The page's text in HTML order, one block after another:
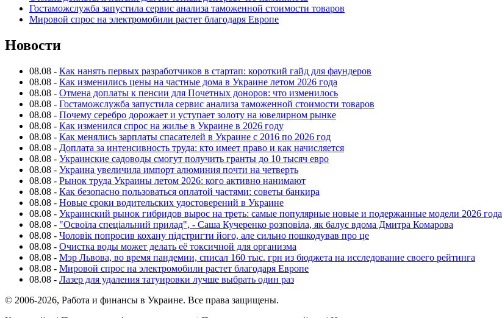
Гостаможслужба запустила сервис анализа таможенной стоимости товаров
Мировой спрос на электромобили растет благодаря Европе
Новости
08.08 - Как нанять первых разработчиков в стартап: короткий гайд для фаундеров
08.08 - Как изменились цены на частные дома в Украине летом 2026 года
08.08 - Отмена доплаты к пенсии для Почетных доноров: что изменилось
08.08 - Гостаможслужба запустила сервис анализа таможенной стоимости товаров
08.08 - Почему серебро дорожает и уступает золоту на ювелирном рынке
08.08 - Как изменился спрос на жилье в Украине в 2026 году
08.08 - Как менялись зарплаты спасателей в Украине с 2016 по 2026 год
08.08 - Доплата за интенсивность труда: кто имеет право и как начисляется
08.08 - Украинские садоводы смогут получить гранты до 10 тысяч евро
08.08 - Украина увеличила импорт алюминия почти на четверть
08.08 - Рынок труда Украины летом 2026: кого активно нанимают
08.08 - Как безопасно пользоваться оплатой частями: советы банкира
08.08 - Новые сроки водительских удостоверений в Украине
08.08 - Украинский рынок гибридов вырос на треть: самые популярные новые и подержанные модели 2026 года
08.08 - "Освоїла спеціальний прилад", - Саша Кучеренко розповіла, як балує вдома Дмитра Комарова
08.08 - Чоловік попросив кохану підстригти його, але сильно пошкодував про це
08.08 - Очистка воды может делать её токсичной для организма
08.08 - Мэр Львова, во время пандемии, списал 160 тыс. грн из бюджета на исследование своего рейтинга
08.08 - Мировой спрос на электромобили растет благодаря Европе
08.08 - Лазер для удаления татуировки лучше выбрать один раз
© 2006-2026, Работа и финансы в Украине. Все права защищены.